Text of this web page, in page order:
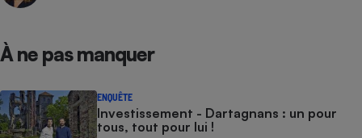
À ne pas manquer
ENQUÊTE
Investissement - Dartagnans : un pour
tous, tout pour lui !